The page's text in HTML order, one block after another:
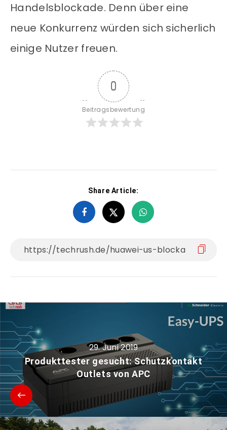
Handelsblockade. Denn über eine
neue Konkurrenz würden sich sicherlich
einige Nutzer freuen.
0
Beitragsbewertung
Share Article:
29. Juni 2019
Produkttester gesucht: Schutzkontakt
Outlets von APC